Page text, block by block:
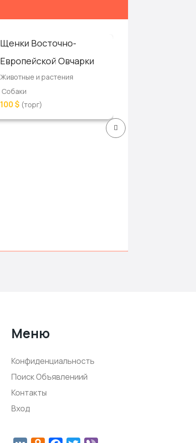
Щенки Восточно-
Европейской Овчарки
Животные и растения
Собаки
100 $ (торг)
Меню
Конфиденциальность
Поиск Объявлениий
Контакты
Вход